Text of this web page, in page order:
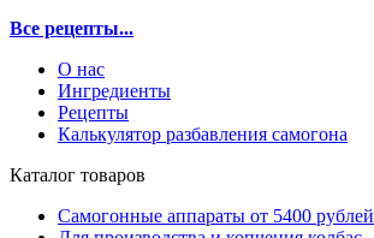
Все рецепты...
О нас
Ингредиенты
Рецепты
Калькулятор разбавления самогона
Каталог товаров
Самогонные аппараты от 5400 рублей